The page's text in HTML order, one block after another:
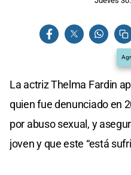
La actriz Thelma Fardin
quien fue denunciado en
por abuso sexual, y
joven y que este “está